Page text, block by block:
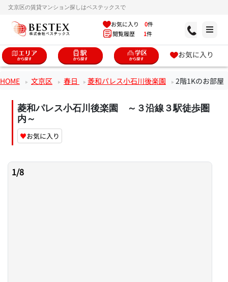
文京区の賃貸マンション探しはベステックスで
お気に入り 0件
閲覧履歴 1件
お気に入り
HOME 文京区 春日 菱和パレス小石川後楽園 2階1Kのお部屋
菱和パレス小石川後楽園 ～３沿線３駅徒歩圏
内～
♥お気に入り
1/8